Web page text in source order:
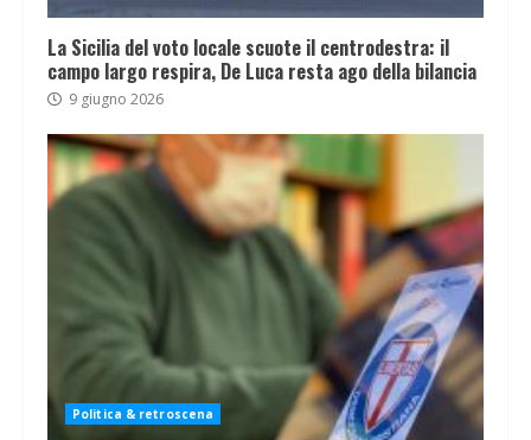
La Sicilia del voto locale scuote il centrodestra: il
campo largo respira, De Luca resta ago della bilancia
9 giugno 2026
Politica & retroscena